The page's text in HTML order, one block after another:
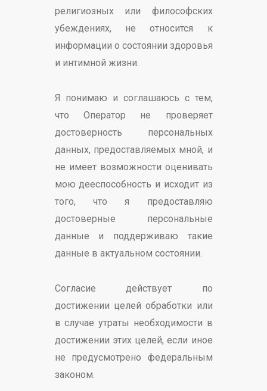
религиозных или философских
убеждениях, не относится к
информации о состоянии здоровья
и интимной жизни.
Я понимаю и соглашаюсь с тем,
что Оператор не проверяет
достоверность персональных
данных, предоставляемых мной, и
не имеет возможности оценивать
мою дееспособность и исходит из
того, что я предоставляю
достоверные персональные
данные и поддерживаю такие
данные в актуальном состоянии.
Согласие действует по
достижении целей обработки или
в случае утраты необходимости в
достижении этих целей, если иное
не предусмотрено федеральным
законом.